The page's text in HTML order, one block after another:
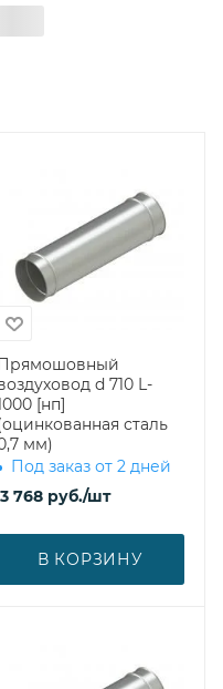
d 710 L-
[нп]
сталь
мм)
Под заказ от 2 дней
3 768руб./шт
В КОРЗИНУ